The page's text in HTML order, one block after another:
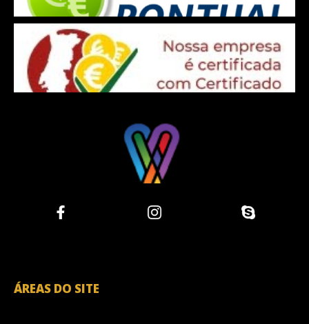
ÁREAS DO SITE